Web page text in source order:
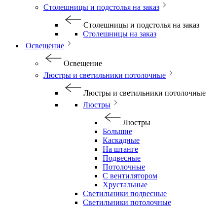
Столешницы и подстолья на заказ
Столешницы и подстолья на заказ
Столешницы на заказ
Освещение
Освещение
Люстры и светильники потолочные
Люстры и светильники потолочные
Люстры
Люстры
Большие
Каскадные
На штанге
Подвесные
Потолочные
С вентилятором
Хрустальные
Светильники подвесные
Светильники потолочные